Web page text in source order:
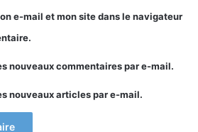
qui était mon cas.
dans
plusieurs fois sur « Activer »
cas, il se peut qu’un autre
e-mail et mon site dans le navigateur
nouveaux commentaires par e-mail.
nouveaux articles par e-mail.